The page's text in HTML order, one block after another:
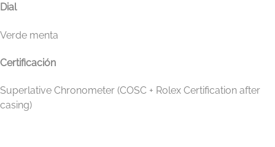
Dial
Verde menta
Certificación
Superlative Chronometer (COSC + Rolex Certification after
casing)